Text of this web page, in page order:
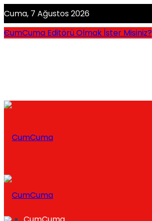
Cuma, 7 Ağustos 2026
CumCuma Editörü Olmak İster Misiniz?